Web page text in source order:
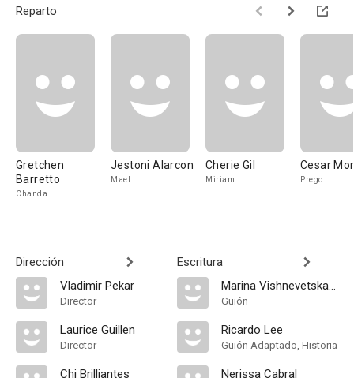
Reparto
Gretchen
Barretto
Chanda
Jestoni Alarcon
Mael
Cherie Gil
Miriam
Cesar
Prego
Dirección
Vladimir Pekar
Director
Laurice Guillen
Director
Chi Brilliantes
Escritura
Marina Vishnevetskaya
Guión
Ricardo Lee
Guión Adaptado, Historia
Nerissa Cabral